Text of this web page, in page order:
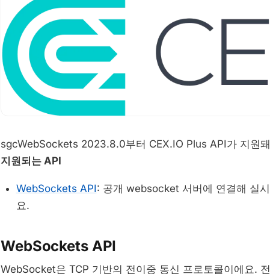
sgcWebSockets 2023.8.0부터 CEX.IO Plus API가 지원
지원되는 API
WebSockets API: 공개 websocket 서버에 연결해 실
요.
WebSockets API
WebSocket은 TCP 기반의 전이중 통신 프로토콜이에요.